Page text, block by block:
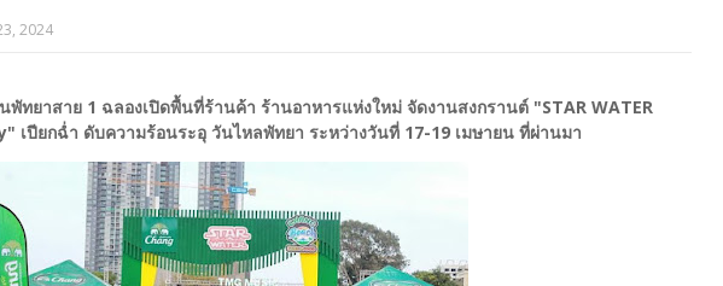
2024
ทยาสาย 1 ฉลองเปิดพื้นที่ร้านค้า ร้านอาหารแห่งใหม่ จัดงานสงกรานต์ "STAR WATER
เปียกฉ่ำ ดับความร้อนระอุ วันไหลพัทยา ระหว่างวันที่ 17-19 เมษายน ที่ผ่านมา